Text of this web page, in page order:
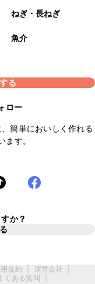
ねぎ・長ねぎ
魚介
る
ロー
簡単においしく作れる
ます。
か？
規約 運営会社
くある質問